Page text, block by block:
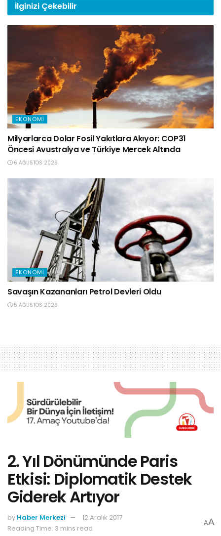
İlginizi Çekebilir
EKONOMI
Milyarlarca Dolar Fosil Yakıtlara Akıyor: COP31
Öncesi Avustralya ve Türkiye Mercek Altında
6 AĞUSTOS 2026
EKONOMI
Savaşın Kazananları Petrol Devleri Oldu
5 AĞUSTOS 2026
2. Yıl Dönümünde Paris
Etkisi: Diplomatik Destek
Giderek Artıyor
by Haber Merkezi
12 Aralık 2017
Reading Time: 3 mins read
AA